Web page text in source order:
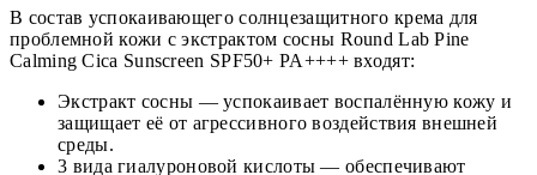
В состав успокаивающего солнцезащитного крема для
проблемной кожи с экстрактом сосны Round Lab Pine
Calming Cica Sunscreen SPF50+ PA++++ входят:
Экстракт сосны — успокаивает воспалённую кожу и
защищает её от агрессивного воздействия внешней
среды.
3 вида гиалуроновой кислоты — обеспечивают